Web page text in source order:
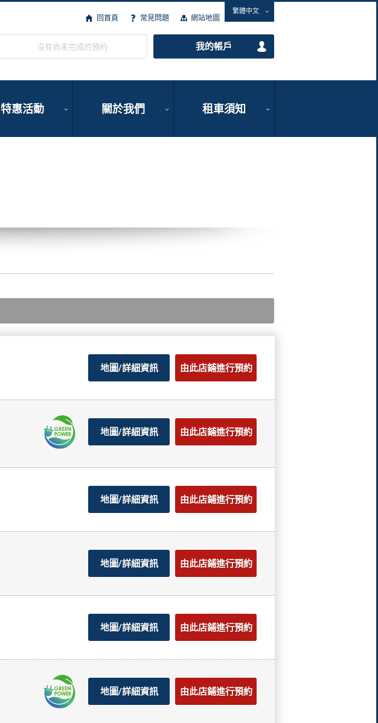
回首頁 常見問題 網站地圖
繁體中文
沒有尚未完成的預約 我的帳戶
特惠活動 關於我們 租車須知
地圖/詳細資訊 由此店鋪進行預約
地圖/詳細資訊 由此店鋪進行預約
地圖/詳細資訊 由此店鋪進行預約
地圖/詳細資訊 由此店鋪進行預約
地圖/詳細資訊 由此店鋪進行預約
地圖/詳細資訊 由此店鋪進行預約